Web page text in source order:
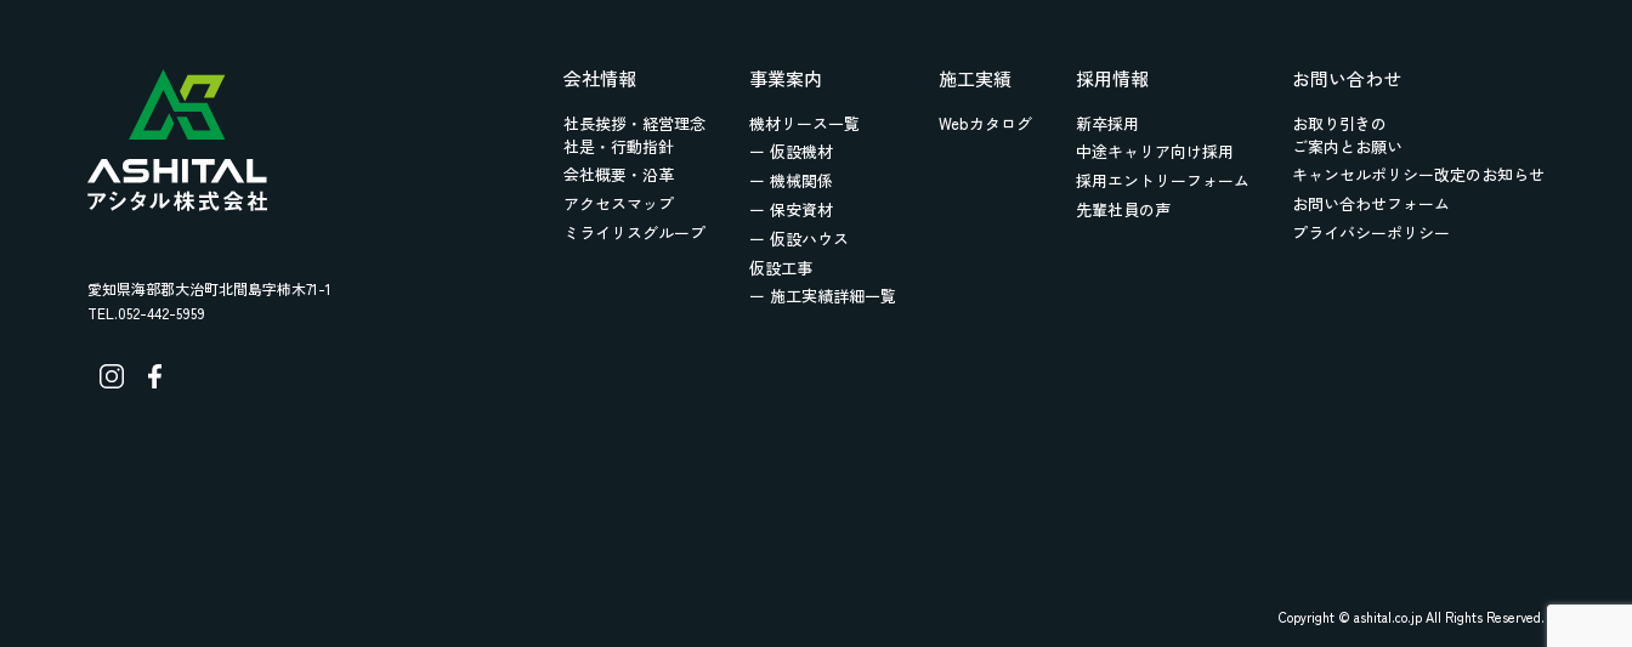
愛知県海部郡大治町北間島字柿木71-1
TEL.052-442-5959
会社情報
社長挨拶・経営理念
社是・行動指針
会社概要・沿革
アクセスマップ
ミライリスグループ
事業案内
機材リース一覧
ー 仮設機材
ー 機械関係
ー 保安資材
ー 仮設ハウス
仮設工事
ー 施工実績詳細一覧
施工実績
Webカタログ
採用情報
新卒採用
中途キャリア向け採用
採用エントリーフォーム
先輩社員の声
お問い合わせ
お取り引きの
ご案内とお願い
キャンセルポリシー改定のお知らせ
お問い合わせフォーム
プライバシーポリシー
Copyright © ashital.co.jp All Rights Reserved.